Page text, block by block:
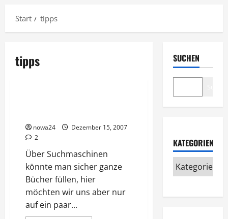
Start
tipps
tipps
nowa24
Dezember 15, 2007
2
Über Suchmaschinen
könnte man sicher ganze
Bücher füllen, hier
möchten wir uns aber nur
auf ein paar...
SUCHEN
KATEGORIEN